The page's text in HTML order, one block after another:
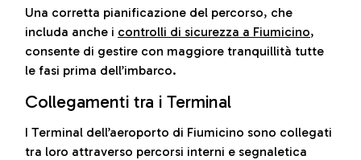
Una corretta pianificazione del percorso, che
includa anche i controlli di sicurezza a Fiumicino,
consente di gestire con maggiore tranquillità tutte
le fasi prima dell’imbarco.
Collegamenti tra i Terminal
I Terminal dell’aeroporto di Fiumicino sono collegati
tra loro attraverso percorsi interni e segnaletica